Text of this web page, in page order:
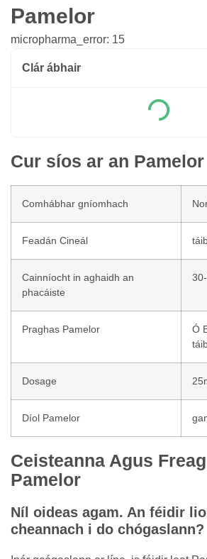
Pamelor
micropharma_error: 15
Clár ábhair
Cur síos ar an Pamelor
Comhábhar gníomhach
Feadán Cineál
Cainníocht in aghaidh an
phacáiste
Praghas Pamelor
Ó
Dosage
Díol Pamelor
Ceisteanna Agus
Pamelor
Níl oideas agam. An féidir
cheannach i do chógaslann?